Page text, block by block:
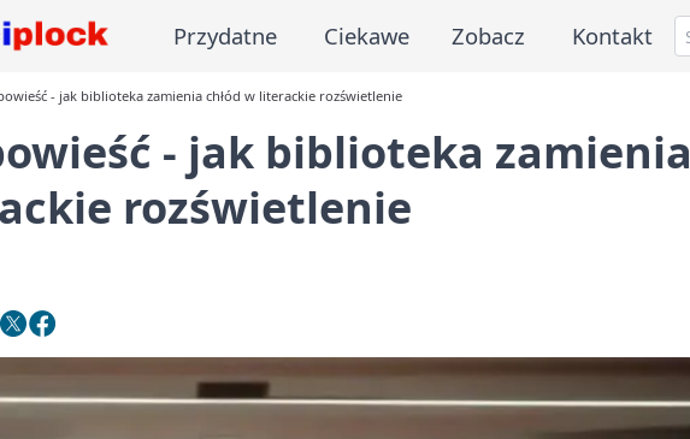
Przydatne Ciekawe Zobacz Kontakt
- jak biblioteka zamienia chłód w literackie rozświetlenie
- jak biblioteka zamienia
rozświetlenie